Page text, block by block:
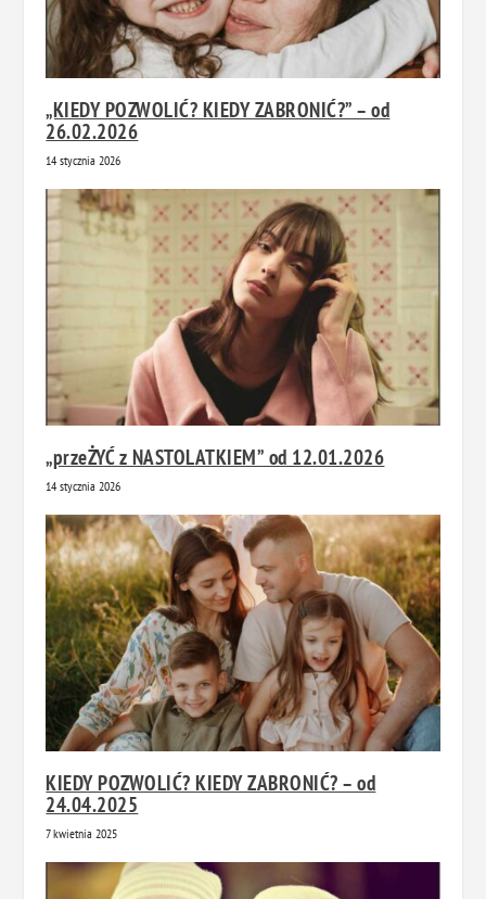
„KIEDY POZWOLIĆ? KIEDY ZABRONIĆ?” – od
26.02.2026
14 stycznia 2026
„przeŻYĆ z NASTOLATKIEM” od 12.01.2026
14 stycznia 2026
KIEDY POZWOLIĆ? KIEDY ZABRONIĆ? – od
24.04.2025
7 kwietnia 2025